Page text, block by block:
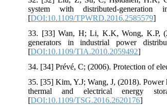
system with distributed-
[DOI:10.1109/TPWRD.2016.2585579]
33. [33] Wan, H; Li, K.K, Wong, K.P,
generators in industrial power
[DOI:10.1109/TIA.2010.2059492]
34. [34] Prévé, C; (2006). Protection of
35. [35] Kim, Y.J; Wang, J, (2018).
thermal and electrical energy
[DOI:10.1109/TSG.2016.2620176]